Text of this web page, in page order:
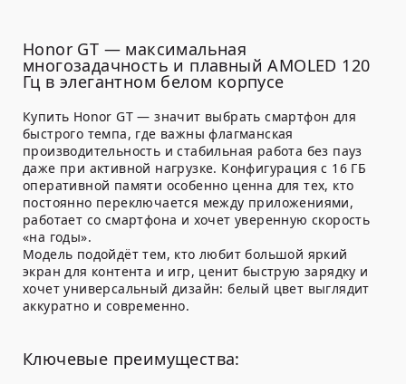
Honor GT — максимальная
многозадачность и плавный AMOLED 120
Гц в элегантном белом корпусе
Купить Honor GT — значит выбрать смартфон для
быстрого темпа, где важны флагманская
производительность и стабильная работа без пауз
даже при активной нагрузке. Конфигурация с 16 ГБ
оперативной памяти особенно ценна для тех, кто
постоянно переключается между приложениями,
работает со смартфона и хочет уверенную скорость
«на годы».
Модель подойдёт тем, кто любит большой яркий
экран для контента и игр, ценит быструю зарядку и
хочет универсальный дизайн: белый цвет выглядит
аккуратно и современно.
Ключевые преимущества: